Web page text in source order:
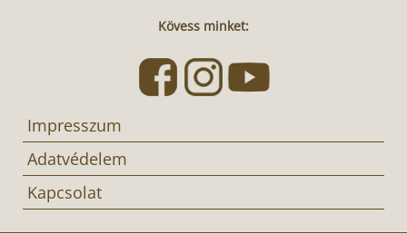
Kövess minket:
Impresszum
Adatvédelem
Kapcsolat